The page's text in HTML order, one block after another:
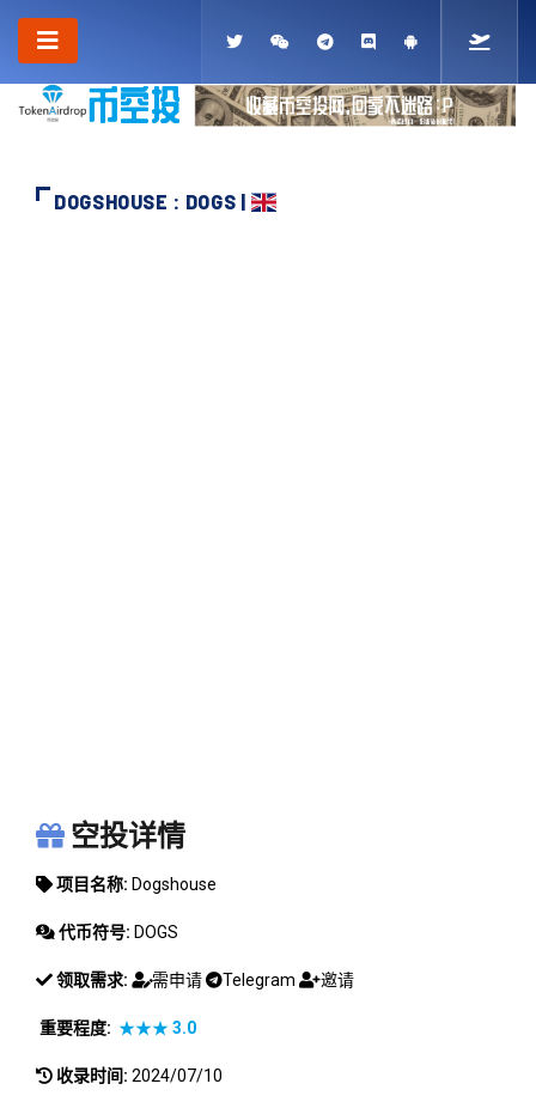
DOGSHOUSE : DOGS |
空投详情
项目名称: Dogshouse
代币符号: DOGS
领取需求: 需申请 Telegram 邀请
重要程度: ★★★3.0
收录时间: 2024/07/10